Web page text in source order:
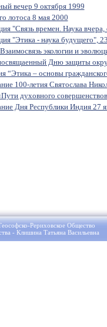
вечер 9 октября 1999
лотоса 8 мая 2000
"Связь времен. Наука вчера,
"Этика - наука будущего",
экологии и
Дню защиты
“Этика – основы
100-летия Святослава
духовного
Дня Республики Индия 27
Рериховское Общество
- Клишина Татьяна Васильевна